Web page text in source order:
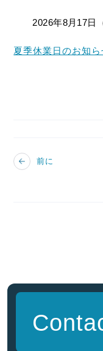
2026年8月17日（
夏季休業日のお知ら
前に